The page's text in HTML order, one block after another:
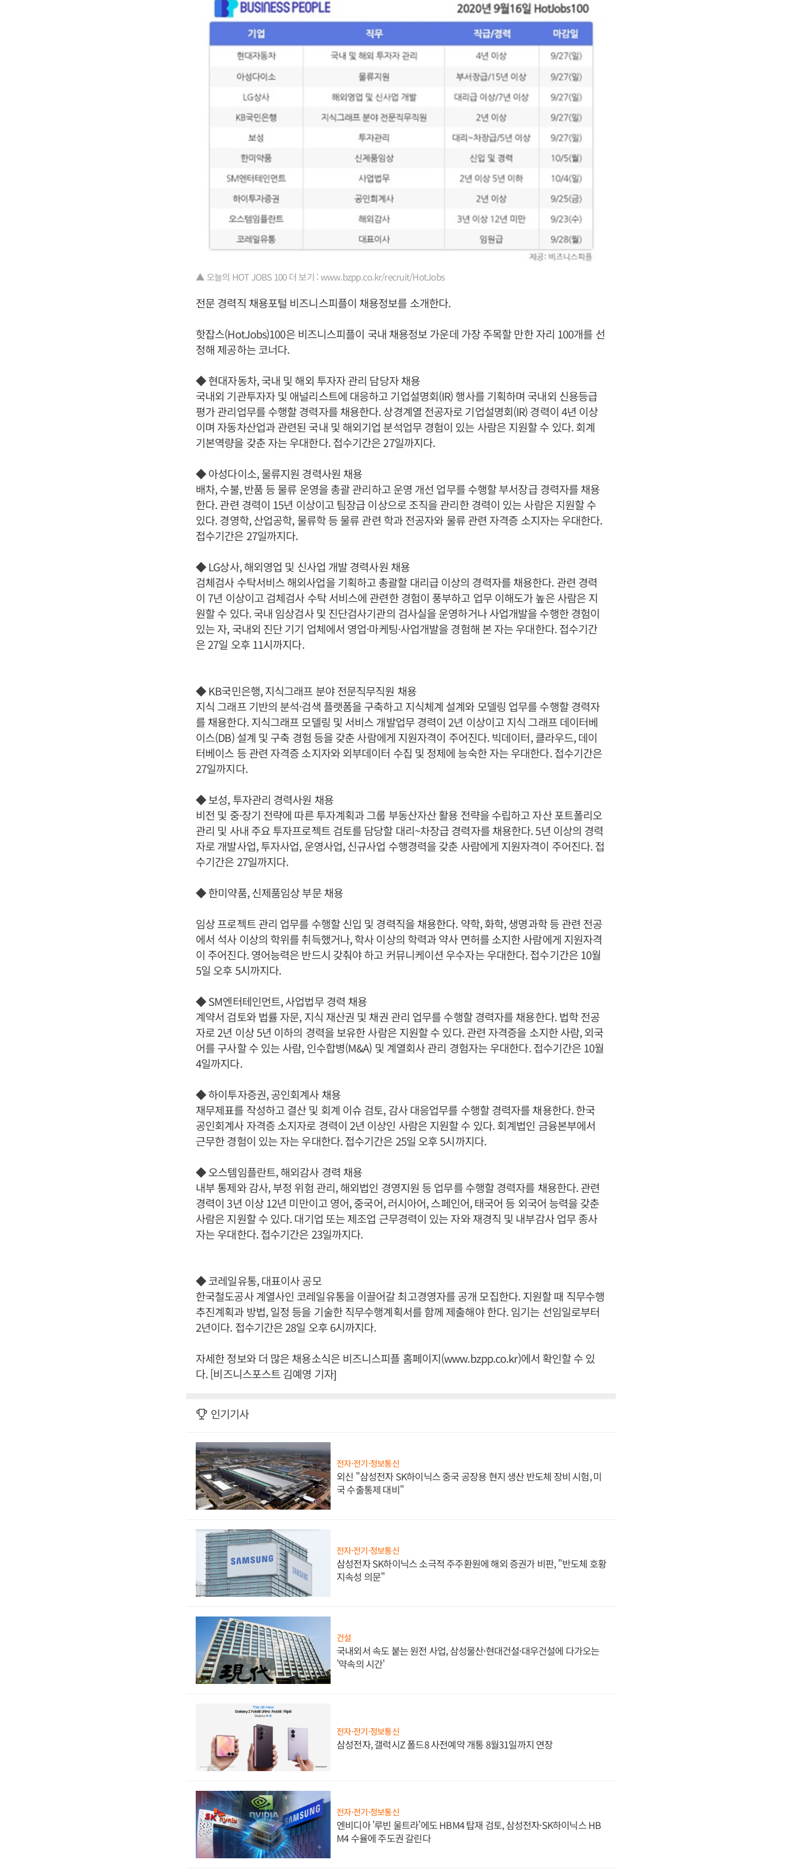
▲ 오늘의 HOT JOBS 100 더 보기 : www.bzpp.co.kr/recruit/HotJobs
전문 경력직 채용포털 비즈니스피플이 채용정보를 소개한다.
핫잡스(HotJobs)100은 비즈니스피플이 국내 채용정보 가운데 가장 주목할 만한 자리 100개를 선
정해 제공하는 코너다.
◆ 현대자동차, 국내 및 해외 투자자 관리 담당자 채용
국내외 기관투자자 및 애널리스트에 대응하고 기업설명회(IR) 행사를 기획하며 국내외 신용등급
평가 관리업무를 수행할 경력자를 채용한다. 상경계열 전공자로 기업설명회(IR) 경력이 4년 이상
이며 자동차산업과 관련된 국내 및 해외기업 분석업무 경험이 있는 사람은 지원할 수 있다. 회계
기본역량을 갖춘 자는 우대한다. 접수기간은 27일까지다.
◆ 아성다이소, 물류지원 경력사원 채용
배차, 수불, 반품 등 물류 운영을 총괄 관리하고 운영 개선 업무를 수행할 부서장급 경력자를 채용
한다. 관련 경력이 15년 이상이고 팀장급 이상으로 조직을 관리한 경력이 있는 사람은 지원할 수
있다. 경영학, 산업공학, 물류학 등 물류 관련 학과 전공자와 물류 관련 자격증 소지자는 우대한다.
접수기간은 27일까지다.
◆ LG상사, 해외영업 및 신사업 개발 경력사원 채용
검체검사 수탁서비스 해외사업을 기획하고 총괄할 대리급 이상의 경력자를 채용한다. 관련 경력
이 7년 이상이고 검체검사 수탁 서비스에 관련한 경험이 풍부하고 업무 이해도가 높은 사람은 지
원할 수 있다. 국내 임상검사 및 진단검사기관의 검사실을 운영하거나 사업개발을 수행한 경험이
있는 자, 국내외 진단 기기 업체에서 영업·마케팅·사업개발을 경험해 본 자는 우대한다. 접수기간
은 27일 오후 11시까지다.
◆ KB국민은행, 지식그래프 분야 전문직무직원 채용
지식 그래프 기반의 분석·검색 플랫폼을 구축하고 지식체계 설계와 모델링 업무를 수행할 경력자
를 채용한다. 지식그래프 모델링 및 서비스 개발업무 경력이 2년 이상이고 지식 그래프 데이터베
이스(DB) 설계 및 구축 경험 등을 갖춘 사람에게 지원자격이 주어진다. 빅데이터, 클라우드, 데이
터베이스 등 관련 자격증 소지자와 외부데이터 수집 및 정제에 능숙한 자는 우대한다. 접수기간은
27일까지다.
◆ 보성, 투자관리 경력사원 채용
비전 및 중·장기 전략에 따른 투자계획과 그룹 부동산자산 활용 전략을 수립하고 자산 포트폴리오
관리 및 사내 주요 투자프로젝트 검토를 담당할 대리~차장급 경력자를 채용한다. 5년 이상의 경력
자로 개발사업, 투자사업, 운영사업, 신규사업 수행경력을 갖춘 사람에게 지원자격이 주어진다. 접
수기간은 27일까지다.
◆ 한미약품, 신제품임상 부문 채용
임상 프로젝트 관리 업무를 수행할 신입 및 경력직을 채용한다. 약학, 화학, 생명과학 등 관련 전공
에서 석사 이상의 학위를 취득했거나, 학사 이상의 학력과 약사 면허를 소지한 사람에게 지원자격
이 주어진다. 영어능력은 반드시 갖춰야 하고 커뮤니케이션 우수자는 우대한다. 접수기간은 10월
5일 오후 5시까지다.
◆ SM엔터테인먼트, 사업법무 경력 채용
계약서 검토와 법률 자문, 지식 재산권 및 채권 관리 업무를 수행할 경력자를 채용한다. 법학 전공
자로 2년 이상 5년 이하의 경력을 보유한 사람은 지원할 수 있다. 관련 자격증을 소지한 사람, 외국
어를 구사할 수 있는 사람, 인수합병(M&A) 및 계열회사 관리 경험자는 우대한다. 접수기간은 10월
4일까지다.
◆ 하이투자증권, 공인회계사 채용
재무제표를 작성하고 결산 및 회계 이슈 검토, 감사 대응업무를 수행할 경력자를 채용한다. 한국
공인회계사 자격증 소지자로 경력이 2년 이상인 사람은 지원할 수 있다. 회계법인 금융본부에서
근무한 경험이 있는 자는 우대한다. 접수기간은 25일 오후 5시까지다.
◆ 오스템임플란트, 해외감사 경력 채용
내부 통제와 감사, 부정 위험 관리, 해외법인 경영지원 등 업무를 수행할 경력자를 채용한다. 관련
경력이 3년 이상 12년 미만이고 영어, 중국어, 러시아어, 스페인어, 태국어 등 외국어 능력을 갖춘
사람은 지원할 수 있다. 대기업 또는 제조업 근무경력이 있는 자와 재경직 및 내부감사 업무 종사
자는 우대한다. 접수기간은 23일까지다.
◆ 코레일유통, 대표이사 공모
한국철도공사 계열사인 코레일유통을 이끌어갈 최고경영자를 공개 모집한다. 지원할 때 직무수행
추진계획과 방법, 일정 등을 기술한 직무수행계획서를 함께 제출해야 한다. 임기는 선임일로부터
2년이다. 접수기간은 28일 오후 6시까지다.
자세한 정보와 더 많은 채용소식은 비즈니스피플 홈페이지(www.bzpp.co.kr)에서 확인할 수 있
다. [비즈니스포스트 김예영 기자]
인기기사
전자·전기·정보통신
외신 "삼성전자 SK하이닉스 중국 공장용 현지 생산 반도체 장비 시험, 미
국 수출통제 대비"
전자·전기·정보통신
삼성전자 SK하이닉스 소극적 주주환원에 해외 증권가 비판, "반도체 호황
지속성 의문"
건설
국내외서 속도 붙는 원전 사업, 삼성물산·현대건설·대우건설에 다가오는
'약속의 시간'
전자·전기·정보통신
삼성전자, 갤럭시Z 폴드8 사전예약 개통 8월31일까지 연장
전자·전기·정보통신
엔비디아 '루빈 울트라'에도 HBM4 탑재 검토, 삼성전자·SK하이닉스 HB
M4 수율에 주도권 갈린다